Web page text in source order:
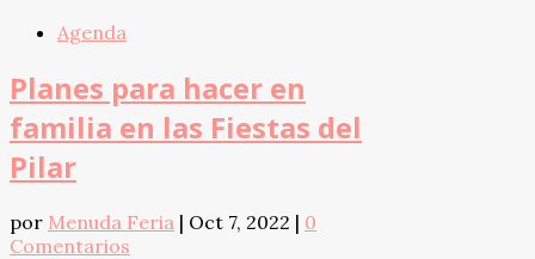
Agenda
Planes para hacer en
familia en las Fiestas del
Pilar
por Menuda Feria | Oct 7, 2022 | 0
Comentarios